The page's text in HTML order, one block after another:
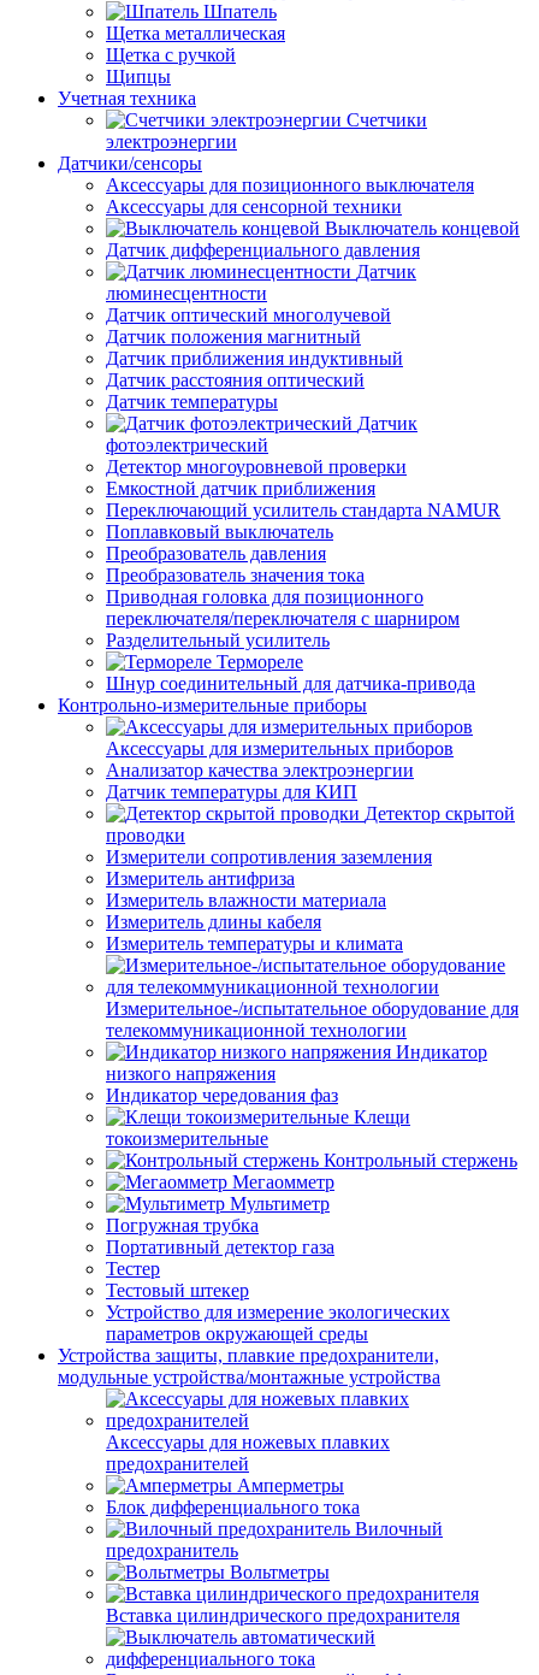
Шпатель
Щетка металлическая
Щетка с ручкой
Щипцы
Учетная техника
Счетчики
электроэнергии
Датчики/сенсоры
Аксессуары для позиционного выключателя
Аксессуары для сенсорной техники
Выключатель концевой
Датчик дифференциального давления
Датчик
люминесцентности
Датчик оптический многолучевой
Датчик положения магнитный
Датчик приближения индуктивный
Датчик расстояния оптический
Датчик температуры
Датчик
фотоэлектрический
Детектор многоуровневой проверки
Емкостной датчик приближения
Переключающий усилитель стандарта NAMUR
Поплавковый выключатель
Преобразователь давления
Преобразователь значения тока
Приводная головка для позиционного
переключателя/переключателя с шарниром
Разделительный усилитель
Термореле
Шнур соединительный для датчика-привода
Контрольно-измерительные приборы
Аксессуары для измерительных приборов
Анализатор качества электроэнергии
Датчик температуры для КИП
Детектор скрытой
проводки
Измерители сопротивления заземления
Измеритель антифриза
Измеритель влажности материала
Измеритель длины кабеля
Измеритель температуры и климата
Измерительное-/испытательное оборудование для
телекоммуникационной технологии
Индикатор
низкого напряжения
Индикатор чередования фаз
Клещи
токоизмерительные
Контрольный стержень
Мегаомметр
Мультиметр
Погружная трубка
Портативный детектор газа
Тестер
Тестовый штекер
Устройство для измерение экологических
параметров окружающей среды
Устройства защиты, плавкие предохранители,
модульные устройства/монтажные устройства
Аксессуары для ножевых плавких
предохранителей
Амперметры
Блок дифференциального тока
Вилочный
предохранитель
Вольтметры
Вставка цилиндрического предохранителя